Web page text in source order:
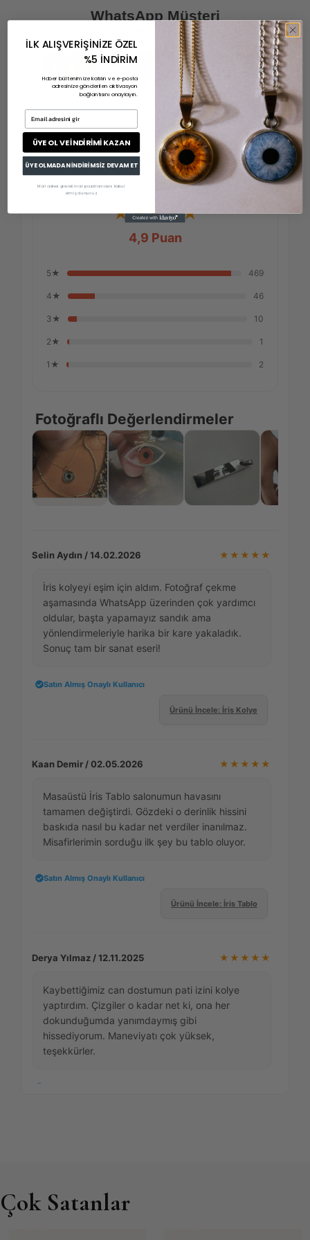
WhatsApp Müşteri
Memnuniyetleri
❯
527 Değerlendirme
★★★★★
4,9 Puan
5★ 469
4★ 46
3★ 10
2★ 1
1★ 2
Fotoğraflı Değerlendirmeler
Selin Aydın / 14.02.2026 ★★★★★
İris kolyeyi eşim için aldım. Fotoğraf çekme
aşamasında WhatsApp üzerinden çok yardımcı
oldular, başta yapamayız sandık ama
yönlendirmeleriyle harika bir kare yakaladık.
Sonuç tam bir sanat eseri!
Satın Almış Onaylı Kullanıcı
Ürünü İncele: İris Kolye
Kaan Demir / 02.05.2026 ★★★★★
Masaüstü İris Tablo salonumun havasını
tamamen değiştirdi. Gözdeki o derinlik hissini
baskıda nasıl bu kadar net verdiler inanılmaz.
Misafirlerimin sorduğu ilk şey bu tablo oluyor.
Satın Almış Onaylı Kullanıcı
Ürünü İncele: İris Tablo
Derya Yılmaz / 12.11.2025 ★★★★★
Kaybettiğimiz can dostumun pati izini kolye
yaptırdım. Çizgiler o kadar net ki, ona her
dokunduğumda yanımdaymış gibi
hissediyorum. Maneviyatı çok yüksek,
teşekkürler.
Parmak izi yüzük setini nişanımız için yaptırdık.
Gümüşü çok kaliteli ve ağır duruyor. Sadece
Çok Satanlar
İLK ALIŞVERİŞİNİZE ÖZEL
%5 İNDİRİM
Haber bültenimize katılın ve e-posta
adresinize gönderilen aktivasyon
bağlantısını onaylayın.
Email adresini gir
ÜYE OL VE İNDİRİMİ KAZAN
ÜYE OLMADAN İNDİRİMSİZ DEVAM ET
Mail adresi girerek mail pazarlamasını kabul
etmiş olursunuz.